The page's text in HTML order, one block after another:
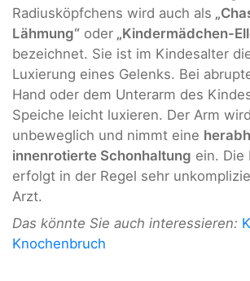
Radiusköpfchens wird auch als
Lähmung“ oder „Kindermädchen-
bezeichnet. Sie ist im Kindesalter
Luxierung eines Gelenks. Bei
Hand oder dem Unterarm des
Speiche leicht luxieren. Der Arm
unbeweglich und nimmt eine
innenrotierte Schonhaltung ein. Die
erfolgt in der Regel sehr
Arzt.
Das könnte Sie auch interessieren:
Knochenbruch